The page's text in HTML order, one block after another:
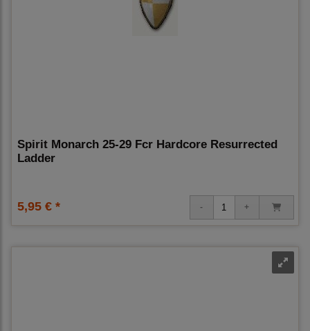
Spirit Monarch 25-29 Fcr Hardcore Resurrected
Ladder
5,95 € *